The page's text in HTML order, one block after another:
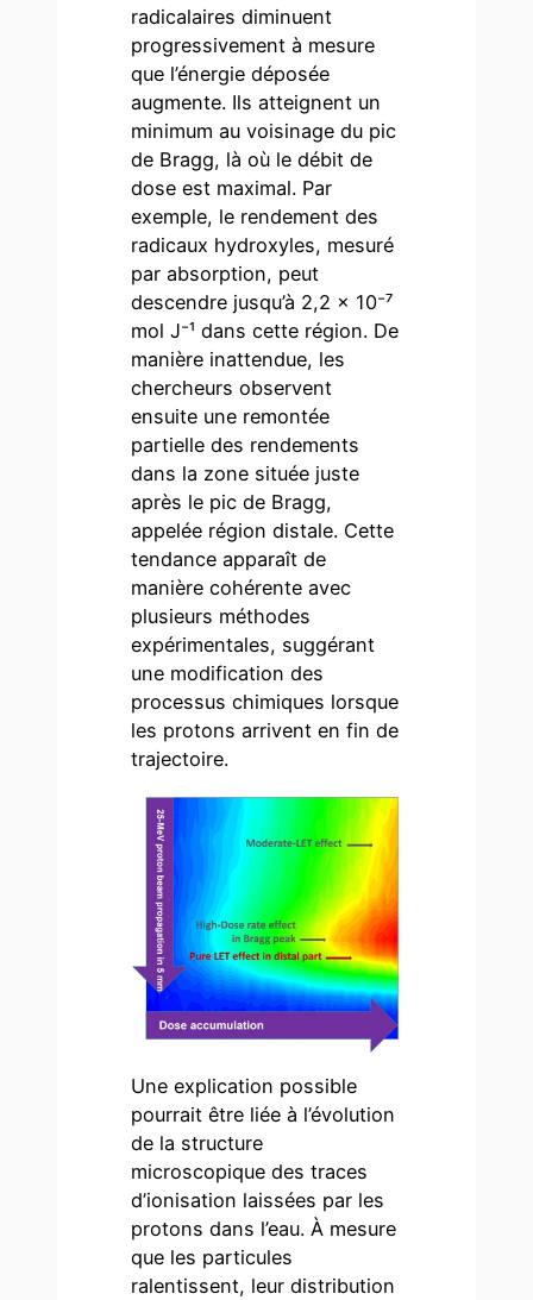
radicalaires diminuent
progressivement à mesure
que l’énergie déposée
augmente. Ils atteignent un
minimum au voisinage du pic
de Bragg, là où le débit de
dose est maximal. Par
exemple, le rendement des
radicaux hydroxyles, mesuré
par absorption, peut
descendre jusqu’à 2,2 × 10⁻⁷
mol J⁻¹ dans cette région. De
manière inattendue, les
chercheurs observent
ensuite une remontée
partielle des rendements
dans la zone située juste
après le pic de Bragg,
appelée région distale. Cette
tendance apparaît de
manière cohérente avec
plusieurs méthodes
expérimentales, suggérant
une modification des
processus chimiques lorsque
les protons arrivent en fin de
trajectoire.
Une explication possible
pourrait être liée à l’évolution
de la structure
microscopique des traces
d’ionisation laissées par les
protons dans l’eau. À mesure
que les particules
ralentissent, leur distribution